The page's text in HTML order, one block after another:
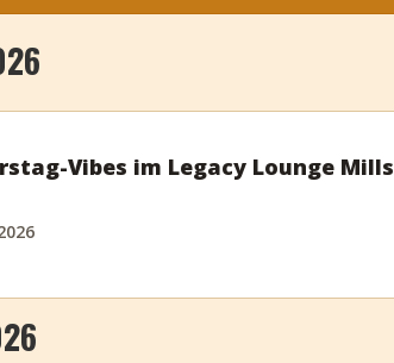
Vibes im Legacy Lounge Mills